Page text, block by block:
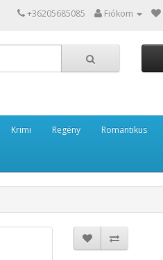
+36205685085 Fiókom
Krimi Regény Romantikus